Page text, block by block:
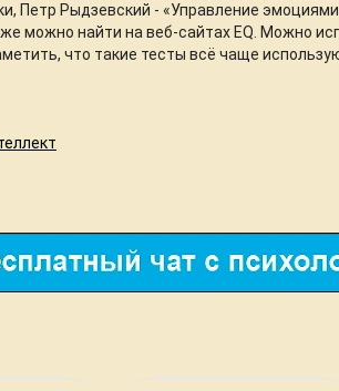
Петр Рыдзевский - «Управление
можно найти на веб-сайтах EQ. Можно
что такие тесты всё чаще